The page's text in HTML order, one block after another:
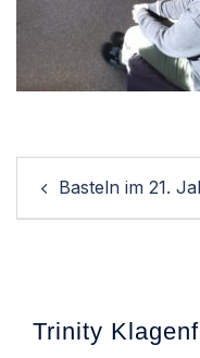
navigation
Basteln im 21.
Trinity